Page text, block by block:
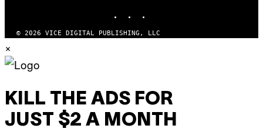
© 2026 VICE DIGITAL PUBLISHING, LLC
×
KILL THE ADS FOR
JUST $2 A MONTH